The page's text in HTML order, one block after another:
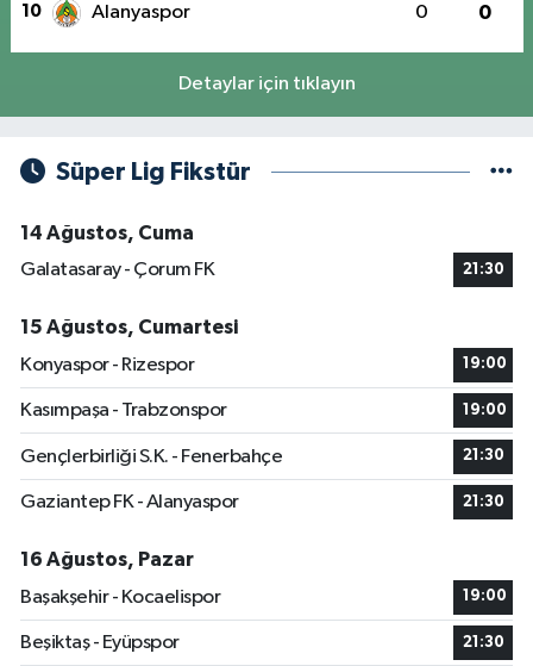
10 Alanyaspor 0 0
Detaylar için tıklayın
Süper Lig Fikstür
14 Ağustos, Cuma
Galatasaray - Çorum FK
21:30
15 Ağustos, Cumartesi
Konyaspor - Rizespor
19:00
Kasımpaşa - Trabzonspor 19:00
Gençlerbirliği S.K. - Fenerbahçe 21:30
Gaziantep FK - Alanyaspor 21:30
16 Ağustos, Pazar
Başakşehir - Kocaelispor
19:00
Beşiktaş - Eyüpspor 21:30